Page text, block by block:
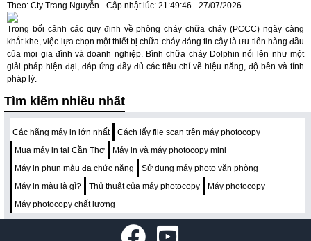
Theo: Cty Trang Nguyễn - Cập nhật lúc: 21:49:46 - 27/07/2026
Trong bối cảnh các quy định về phòng cháy chữa cháy (PCCC) ngày càng
khắt khe, việc lựa chọn một thiết bị chữa cháy đáng tin cậy là ưu tiên hàng đầu
của mọi gia đình và doanh nghiệp. Bình chữa cháy Dolphin nổi lên như một
giải pháp hiện đại, đáp ứng đầy đủ các tiêu chí về hiệu năng, độ bền và tính
pháp lý.
Tìm kiếm nhiều nhất
Các hãng máy in lớn nhất
Cách lấy file scan trên máy photocopy
Mua máy in tại Cần Thơ
Máy in và máy photocopy mini
Máy in phun màu đa chức năng
Sử dụng máy photo văn phòng
Máy in màu là gì?
Thủ thuật của máy photocopy
Máy photocopy
Máy photocopy chất lượng